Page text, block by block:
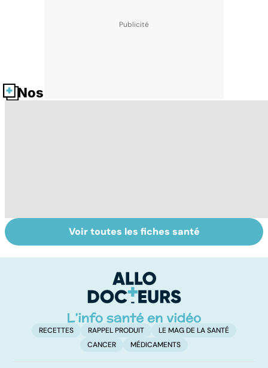
Nos fiches santé
Tout savoir sur
les infections
Inflammation des
amygdales : que
d'angine ?
Voir toutes les fiches santé
RECETTES RAPPEL PRODUIT
LE MAG DE LA SANTÉ
CANCER
MÉDICAMENTS